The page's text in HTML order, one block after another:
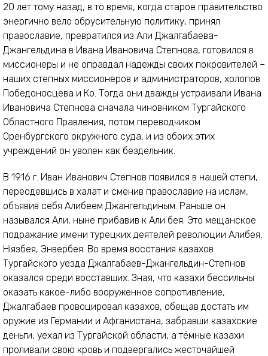
20 лет тому назад, в то время, когда старое правительство
энергично вело обрусительную политику, принял
православие, превратился из Али Джалгабаева-
Джангельдина в Ивана Ивановича Степнова, готовился в
миссионеры и не оправдал надежды своих покровителей –
наших степных миссионеров и администраторов, холопов
Победоносцева и Ко. Тогда они дважды устраивали Ивана
Ивановича Степнова сначала чиновником Тургайского
Областного Правления, потом переводчиком
Оренбургского окружного суда, и из обоих этих
учреждений он уволен как бездельник.
В 1916 г. Иван Иванович Степнов появился в нашей степи,
переодевшись в халат и сменив православие на ислам,
объявив себя Алибеем Джангельдиным. Раньше он
назывался Али, ныне прибавив к Али бея. Это мещанское
подражание имени турецких деятелей революции Алибея,
Ніязбея, Энвербея. Во время восстания казахов
Тургайского уезда Джалгабаев-Джангельдин-Степнов
оказался среди восставших. Зная, что казахи бессильны
оказать какое-либо вооруженное сопротивление,
Джалгабаев провоцировал казахов, обещав достать им
оружие из Германии и Афганистана, забравши казахские
деньги, уехал из Тургайской области, а тёмные казахи
проливали свою кровь и подвергались жесточайшей